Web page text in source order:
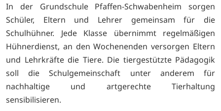
In der Grundschule Pfaffen-Schwabenheim sorgen
Schüler, Eltern und Lehrer gemeinsam für die
Schulhühner. Jede Klasse übernimmt regelmäßigen
Hühnerdienst, an den Wochenenden versorgen Eltern
und Lehrkräfte die Tiere. Die tiergestützte Pädagogik
soll die Schulgemeinschaft unter anderem für
nachhaltige und artgerechte Tierhaltung
sensibilisieren.